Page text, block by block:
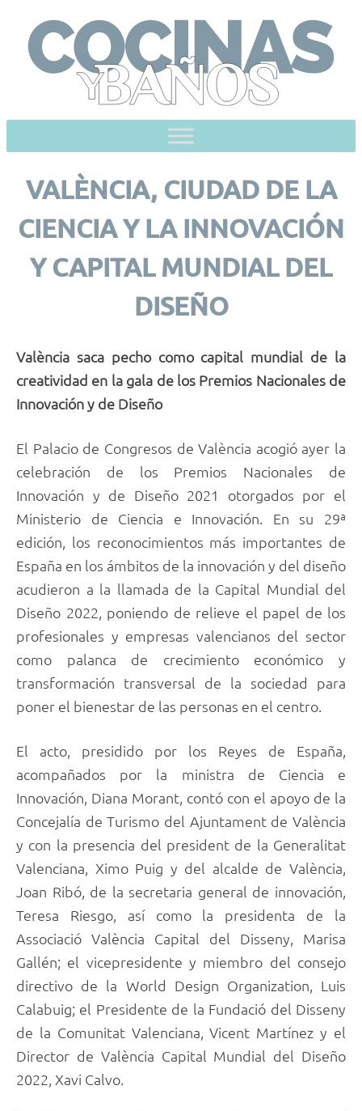
content
VALÈNCIA, CIUDAD DE LA
CIENCIA Y LA INNOVACIÓN
Y CAPITAL MUNDIAL DEL
DISEÑO
València saca pecho como capital mundial de la
creatividad en la gala de los Premios Nacionales de
Innovación y de Diseño
El Palacio de Congresos de València acogió ayer la
celebración de los Premios Nacionales de
Innovación y de Diseño 2021 otorgados por el
Ministerio de Ciencia e Innovación. En su 29ª
edición, los reconocimientos más importantes de
España en los ámbitos de la innovación y del diseño
acudieron a la llamada de la Capital Mundial del
Diseño 2022, poniendo de relieve el papel de los
profesionales y empresas valencianos del sector
como palanca de crecimiento económico y
transformación transversal de la sociedad para
poner el bienestar de las personas en el centro.
El acto, presidido por los Reyes de España,
acompañados por la ministra de Ciencia e
Innovación, Diana Morant, contó con el apoyo de la
Concejalía de Turismo del Ajuntament de València
y con la presencia del president de la Generalitat
Valenciana, Ximo Puig y del alcalde de València,
Joan Ribó, de la secretaria general de innovación,
Teresa Riesgo, así como la presidenta de la
Associació València Capital del Disseny, Marisa
Gallén; el vicepresidente y miembro del consejo
directivo de la World Design Organization, Luis
Calabuig; el Presidente de la Fundació del Disseny
de la Comunitat Valenciana, Vicent Martínez y el
Director de València Capital Mundial del Diseño
2022, Xavi Calvo.